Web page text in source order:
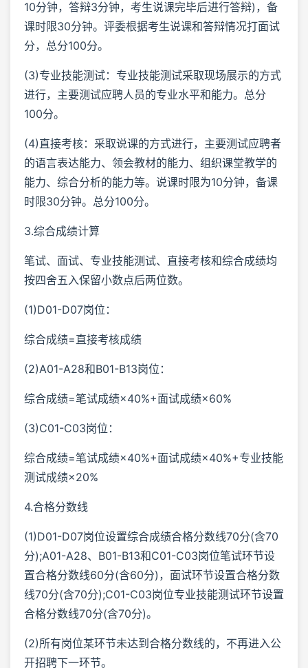
10分钟，答辩3分钟，考生说课完毕后进行答辩)，备
课时限30分钟。评委根据考生说课和答辩情况打面试
分，总分100分。
(3)专业技能测试：专业技能测试采取现场展示的方式
进行，主要测试应聘人员的专业水平和能力。总分
100分。
(4)直接考核：采取说课的方式进行，主要测试应聘者
的语言表达能力、领会教材的能力、组织课堂教学的
能力、综合分析的能力等。说课时限为10分钟，备课
时限30分钟。总分100分。
3.综合成绩计算
笔试、面试、专业技能测试、直接考核和综合成绩均
按四舍五入保留小数点后两位数。
(1)D01-D07岗位：
综合成绩=直接考核成绩
(2)A01-A28和B01-B13岗位：
综合成绩=笔试成绩×40%+面试成绩×60%
(3)C01-C03岗位：
综合成绩=笔试成绩×40%+面试成绩×40%+专业技能
测试成绩×20%
4.合格分数线
(1)D01-D07岗位设置综合成绩合格分数线70分(含70
分);A01-A28、B01-B13和C01-C03岗位笔试环节设
置合格分数线60分(含60分)，面试环节设置合格分数
线70分(含70分);C01-C03岗位专业技能测试环节设置
合格分数线70分(含70分)。
(2)所有岗位某环节未达到合格分数线的，不再进入公
开招聘下一环节。